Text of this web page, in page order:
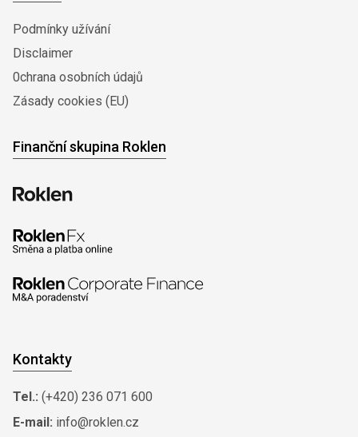
Podmínky užívání
Disclaimer
0chrana osobních údajů
Zásady cookies (EU)
Finanční skupina Roklen
Kontakty
Tel.: (+420) 236 071 600
E-mail: info@roklen.cz